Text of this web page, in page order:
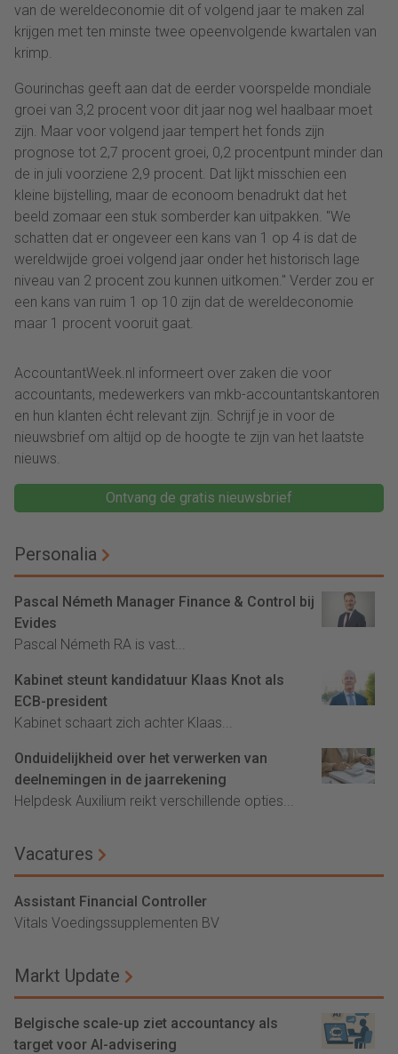
van de wereldeconomie dit of volgend jaar te maken zal
krijgen met ten minste twee opeenvolgende kwartalen van
krimp.
Gourinchas geeft aan dat de eerder voorspelde mondiale
groei van 3,2 procent voor dit jaar nog wel haalbaar moet
zijn. Maar voor volgend jaar tempert het fonds zijn
prognose tot 2,7 procent groei, 0,2 procentpunt minder dan
de in juli voorziene 2,9 procent. Dat lijkt misschien een
kleine bijstelling, maar de econoom benadrukt dat het
beeld zomaar een stuk somberder kan uitpakken. "We
schatten dat er ongeveer een kans van 1 op 4 is dat de
wereldwijde groei volgend jaar onder het historisch lage
niveau van 2 procent zou kunnen uitkomen." Verder zou er
een kans van ruim 1 op 10 zijn dat de wereldeconomie
maar 1 procent vooruit gaat.
AccountantWeek.nl informeert over zaken die voor
accountants, medewerkers van mkb-accountantskantoren
en hun klanten écht relevant zijn. Schrijf je in voor de
nieuwsbrief om altijd op de hoogte te zijn van het laatste
nieuws.
Ontvang de gratis nieuwsbrief
Personalia
Pascal Németh Manager Finance & Control bij
Evides
Pascal Németh RA is vast...
Kabinet steunt kandidatuur Klaas Knot als
ECB-president
Kabinet schaart zich achter Klaas...
Onduidelijkheid over het verwerken van
deelnemingen in de jaarrekening
Helpdesk Auxilium reikt verschillende opties...
Vacatures
Assistant Financial Controller
Vitals Voedingssupplementen BV
Markt Update
Belgische scale-up ziet accountancy als
target voor AI-advisering